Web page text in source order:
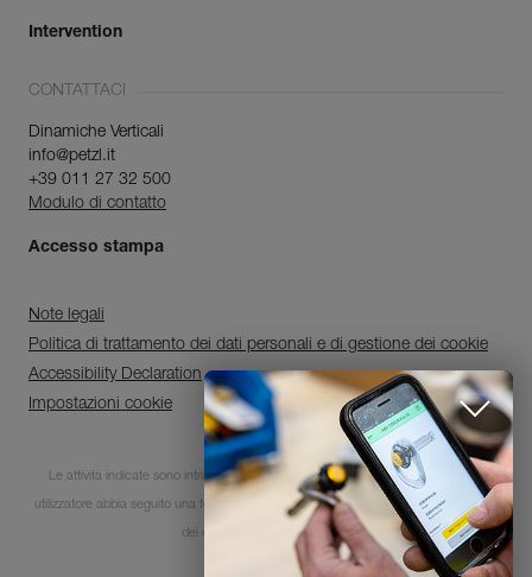
Scopri ePPEcentre
Semplifica il controllo e la
manutenzione dei tuoi DPI.
Intervention
CONTATTACI
Dinamiche Verticali
info@petzl.it
+39 011 27 32 500
Modulo di contatto
Accesso stampa
Note legali
Politica di trattamento dei dati personali e di gestione dei cookie
Accessibility Declaration
Impostazioni cookie
Le attività indicate sono intrinsecamente pericolose. È indispensabile che ogni
utilizzatore abbia seguito una formazione e disponga delle competenze per l’utilizzo
dei dispositivi in queste attività.